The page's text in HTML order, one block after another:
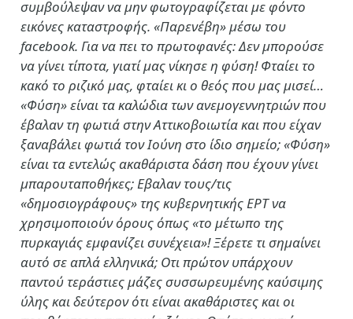
συμβούλεψαν να μην φωτογραφίζεται με φόντο
εικόνες καταστροφής. «Παρενέβη» μέσω του
facebook. Για να πει το πρωτοφανές: Δεν μπορούσε
να γίνει τίποτα, γιατί μας νίκησε η φύση! Φταίει το
κακό το ριζικό μας, φταίει κι ο θεός που μας μισεί…
«Φύση» είναι τα καλώδια των ανεμογεννητριών που
έβαλαν τη φωτιά στην Αττικοβοιωτία και που είχαν
ξαναβάλει φωτιά τον Ιούνη στο ίδιο σημείο; «Φύση»
είναι τα εντελώς ακαθάριστα δάση που έχουν γίνει
μπαρουταποθήκες; Εβαλαν τους/τις
«δημοσιογράφους» της κυβερνητικής ΕΡΤ να
χρησιμοποιούν όρους όπως «το μέτωπο της
πυρκαγιάς εμφανίζει συνέχεια»! Ξέρετε τι σημαίνει
αυτό σε απλά ελληνικά; Οτι πρώτον υπάρχουν
παντού τεράστιες μάζες συσσωρευμένης καύσιμης
ύλης και δεύτερον ότι είναι ακαθάριστες και οι